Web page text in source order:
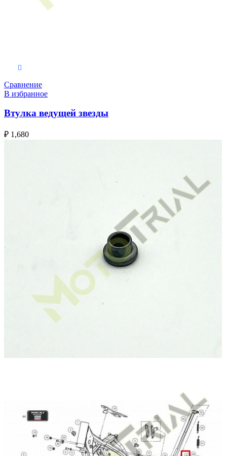
Сравнение
В избранное
Втулка ведущей звезды
₽ 1,680